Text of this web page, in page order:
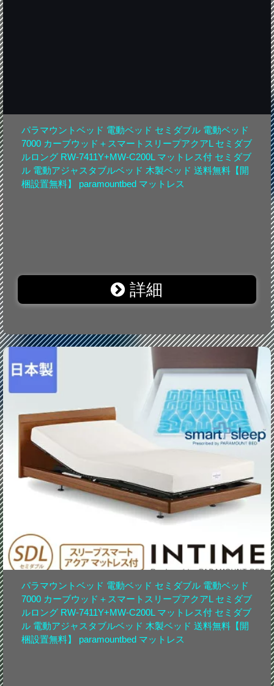
パラマウントベッド 電動ベッド セミダブル 電動ベッド
7000 カーブウッド＋スマートスリープアクアL セミダブ
ルロング RW-7411Y+MW-C200L マットレス付 セミダブ
ル 電動アジャスタブルベッド 木製ベッド 送料無料【開
梱設置無料】 paramountbed マットレス
詳細
パラマウントベッド 電動ベッド セミダブル 電動ベッド
7000 カーブウッド＋スマートスリープアクアL セミダブ
ルロング RW-7411Y+MW-C200L マットレス付 セミダブ
ル 電動アジャスタブルベッド 木製ベッド 送料無料【開
梱設置無料】 paramountbed マットレス